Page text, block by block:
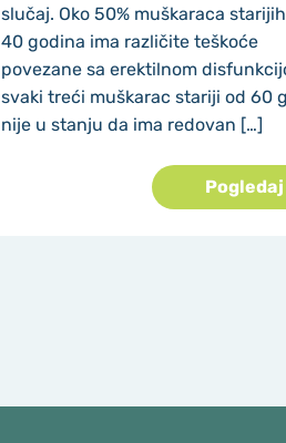
slučaj. Oko 50% muškaraca
40 godina ima različite teškoće
povezane sa erektilnom
svaki treći muškarac stariji od 60
nije u stanju da ima redovan […]
Pogledaj